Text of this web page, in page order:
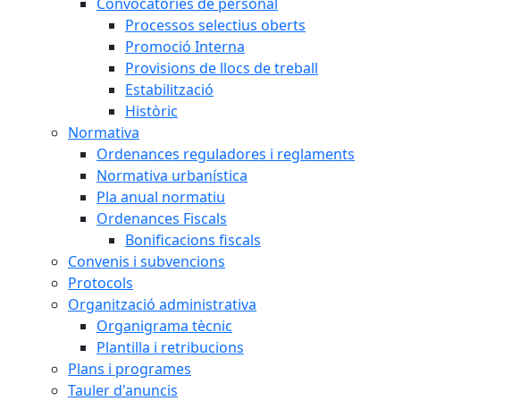
Processos selectius oberts
Promoció Interna
Provisions de llocs de treball
Estabilització
Històric
Normativa
Ordenances reguladores i reglaments
Normativa urbanística
Pla anual normatiu
Ordenances Fiscals
Bonificacions fiscals
Convenis i subvencions
Protocols
Organització administrativa
Organigrama tècnic
Plantilla i retribucions
Plans i programes
Tauler d'anuncis